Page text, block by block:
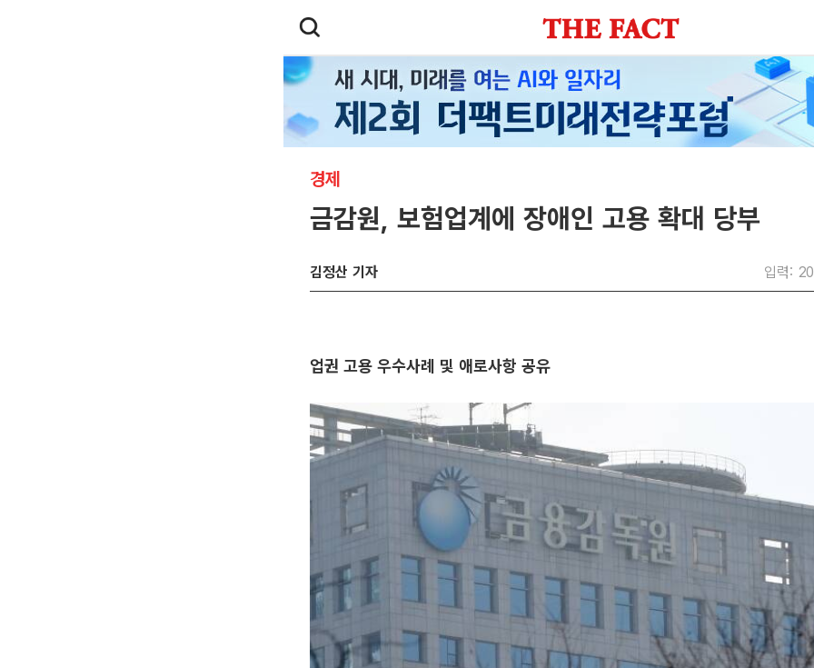
경제
금감원, 보험업계에 장애인 고용 확대 당부
김정산 기자 입력:
업권 고용 우수사례 및 애로사항 공유